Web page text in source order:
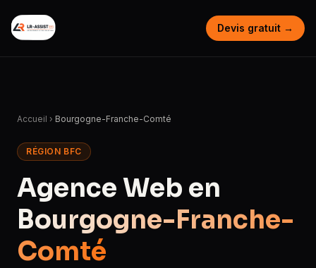
Devis gratuit →
Accueil › Bourgogne-Franche-Comté
RÉGION BFC
Agence Web en
Bourgogne-Franche-
Comté